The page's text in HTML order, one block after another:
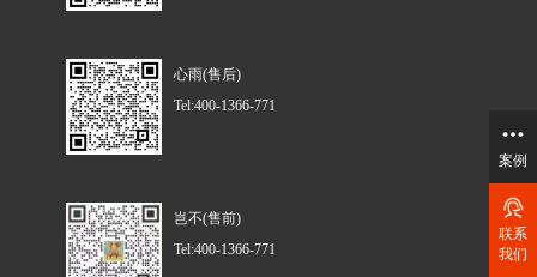
心雨(售后)
Tel:400-1366-771
岂不(售前)
Tel:400-1366-771
案例
联系
我们